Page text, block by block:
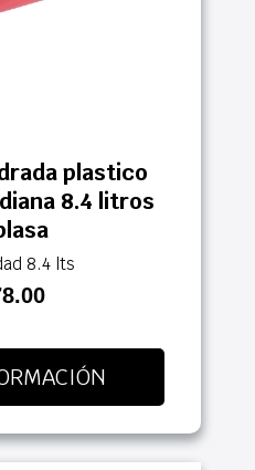
plastico
8.4 litros
8.4 lts